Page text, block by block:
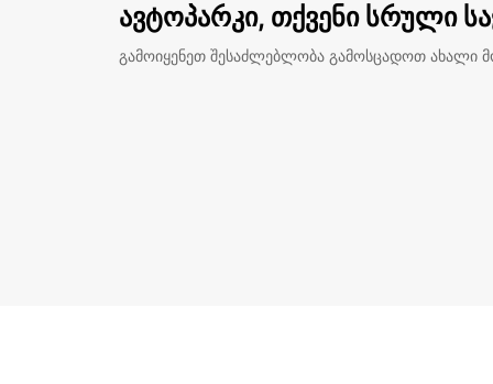
ავტოპარკი, თქვენი სრული
გამოიყენეთ შესაძლებლობა გამოსცადოთ ახალი